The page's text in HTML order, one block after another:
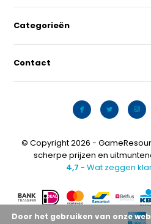
Categorieën
Contact
© Copyright 2026 -
scherpe prijzen en
4,7 - Wat zeggen
Door het gebruiken van onze